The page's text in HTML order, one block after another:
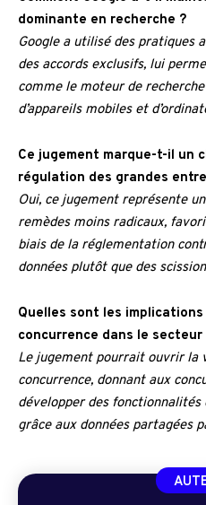
dominante en recherche ?
Google a utilisé des pratiques
des accords exclusifs, lui
comme le moteur de
d’appareils mobiles et
Ce jugement marque-t-il un
régulation des grandes
Oui, ce jugement représente
remèdes moins radicaux,
biais de la réglementation
données plutôt que des
Quelles sont les
concurrence dans le
Le jugement pourrait ouvrir la
concurrence, donnant aux
développer des fonctionnalités
grâce aux données partagées